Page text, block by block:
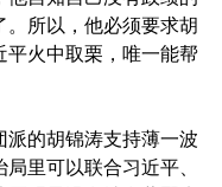
所以，他必须要求胡
火中取栗，唯一能帮
的胡锦涛支持薄一波
里可以联合习近平、